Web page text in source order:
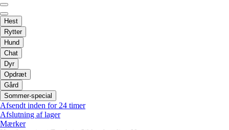
Hest
Rytter
Hund
Chat
Dyr
Opdræt
Gård
Sommer-special
Afsendt inden for 24 timer
Afslutning af lager
Mærker